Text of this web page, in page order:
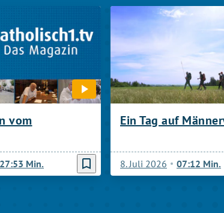
vom
27:53 Min. bookmark_border
Ein Tag auf
8. Juli 2026 07:12 Min.